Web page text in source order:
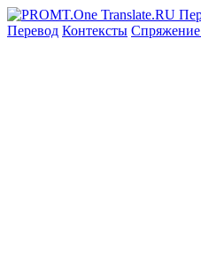
Перевод Контексты Спряжение